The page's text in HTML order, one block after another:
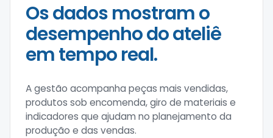
Os dados mostram o
desempenho do ateliê
em tempo real.
A gestão acompanha peças mais vendidas,
produtos sob encomenda, giro de materiais e
indicadores que ajudam no planejamento da
produção e das vendas.